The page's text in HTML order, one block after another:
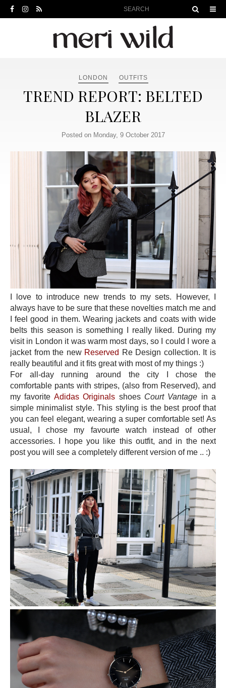
LONDON OUTFITS
TREND REPORT: BELTED
BLAZER
Posted on Monday, 9 October 2017
I love to introduce new trends to my sets. However, I
always have to be sure that these novelties match me and
I feel good in them. Wearing jackets and coats with wide
belts this season is something I really liked. During my
visit in London it was warm most days, so I could I wore a
jacket from the new Reserved Re Design collection. It is
really beautiful and it fits great with most of my things :)
For all-day running around the city I chose the
comfortable pants with stripes, (also from Reserved), and
my favorite Adidas Originals shoes Court Vantage in a
simple minimalist style. This styling is the best proof that
you can feel elegant, wearing a super comfortable set! As
usual, I chose my favourte watch instead of other
accessories. I hope you like this outfit, and in the next
post you will see a completely different version of me .. :)